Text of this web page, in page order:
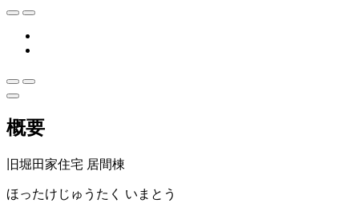
概要
旧堀田家住宅 居間棟
ほったけじゅうたく いまとう